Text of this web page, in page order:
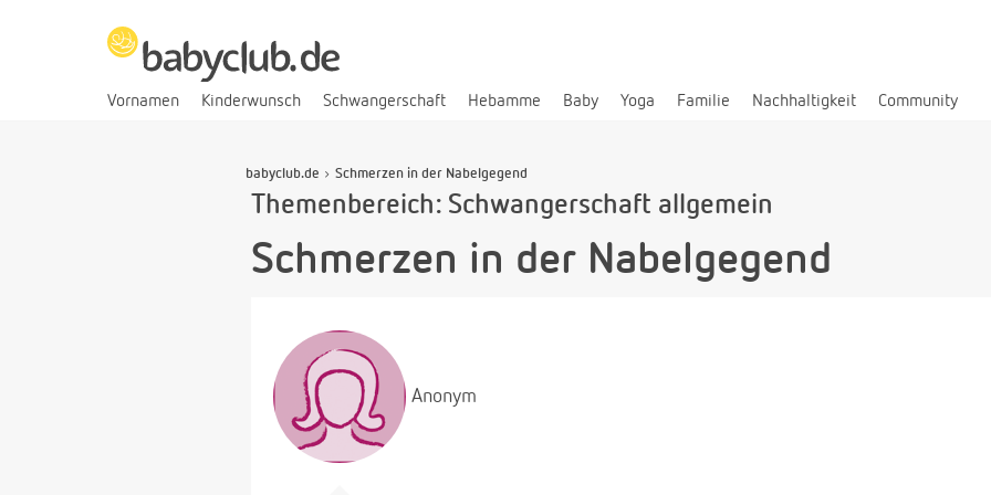
Vornamen Kinderwunsch Schwangerschaft Hebamme Baby Yoga Familie Nachhaltigkeit Community
babyclub.de Schmerzen in der Nabelgegend
Themenbereich: Schwangerschaft allgemein
Schmerzen in der Nabelgegend
Anonym